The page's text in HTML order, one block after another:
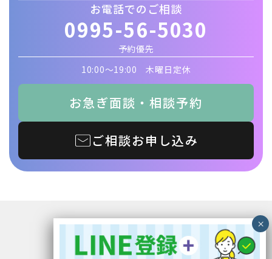
お電話でのご相談
0995-56-5030
予約優先
10:00〜19:00 木曜日定休
お急ぎ面談・相談予約
ご相談お申し込み